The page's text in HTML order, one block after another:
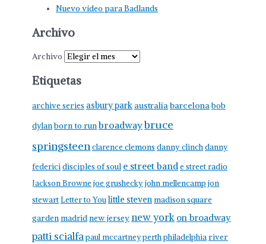
Nuevo vídeo para Badlands
Archivo
Archivo
Etiquetas
archive series asbury park australiabarcelonabob
dylanborn to runbroadwaybruce
springsteenclarence clemons danny clinchdanny
federicidisciples of soul e street bande street radio
Jackson Browne joe grusheckyjohn mellencamp jon
stewartLetter to Youlittle stevenmadison square
gardenmadridnew jerseynew york on broadway
patti scialfapaul mccartneyperthphiladelphiariver